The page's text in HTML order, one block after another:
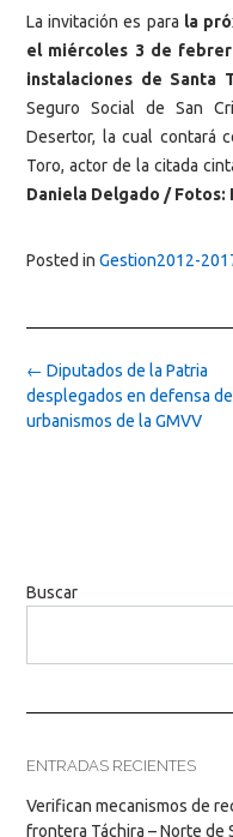
La invitación es para la
el miércoles 3 de
instalaciones de Santa
Seguro Social de San
Desertor, la cual contará
Toro, actor de la citada
Daniela Delgado / Fotos:
Posted in Gestion2012-
Post
navigation
← Diputados de la Patria
desplegados en defensa
urbanismos de la GMVV
Buscar
ENTRADAS RECIENTES
Verifican mecanismos de
frontera Táchira – Norte de